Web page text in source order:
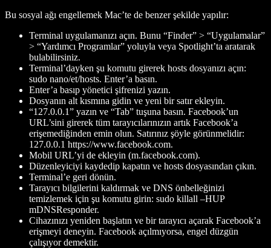
Bu sosyal ağı engellemek Mac’te de benzer şekilde yapılır:
Terminal uygulamanızı açın. Bunu “Finder” > “Uygulamalar”
> “Yardımcı Programlar” yoluyla veya Spotlight’ta aratarak
bulabilirsiniz.
Terminal’dayken şu komutu girerek hosts dosyanızı açın:
sudo nano/et/hosts. Enter’a basın.
Enter’a basıp yönetici şifrenizi yazın.
Dosyanın alt kısmına gidin ve yeni bir satır ekleyin.
“127.0.0.1” yazın ve “Tab” tuşuna basın. Facebook’un
URL’sini girerek tüm tarayıcılarınızın artık Facebook’a
erişemediğinden emin olun. Satırınız şöyle görünmelidir:
127.0.0.1 https://www.facebook.com.
Mobil URL’yi de ekleyin (m.facebook.com).
Düzenleyiciyi kaydedip kapatın ve hosts dosyasından çıkın.
Terminal’e geri dönün.
Tarayıcı bilgilerini kaldırmak ve DNS önbelleğinizi
temizlemek için şu komutu girin: sudo killall –HUP
mDNSResponder.
Cihazınızı yeniden başlatın ve bir tarayıcı açarak Facebook’a
erişmeyi deneyin. Facebook açılmıyorsa, engel düzgün
çalışıyor demektir.